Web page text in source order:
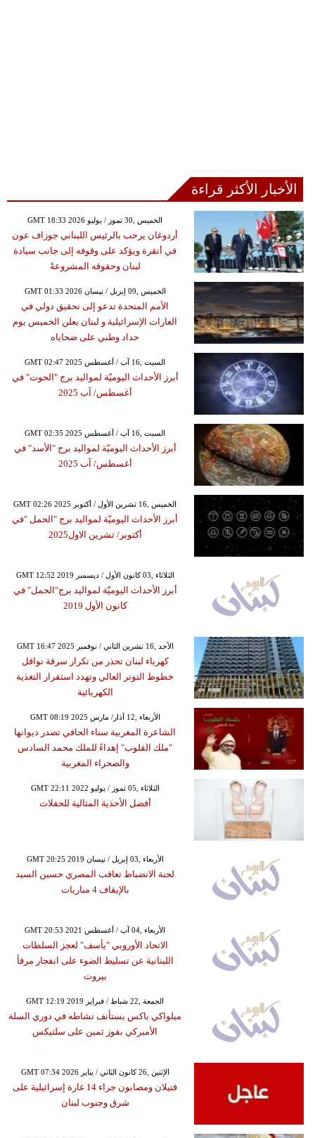
الأخبار الأكثر قراءة
GMT 18:33 2026 الخميس ,30 تموز / يوليو
أردوغان يرحب بالرئيس اللبناني جوزاف عون
في أنقرة ويؤكد على وقوفه إلى جانب سيادة
لبنان وحقوقه المشروعةً
GMT 01:33 2026 الخميس ,09 إبريل / نيسان
الأمم المتحدة تدعو إلى تحقيق دولي في
الغارات الإسرائيلية و لبنان يعلن الخميس يوم
حداد وطني على ضحاياه
GMT 02:47 2025 السبت ,16 آب / أغسطس
أبرز الأحداث اليوميّة لمواليد برج "الحوت" في
أغسطس/ آب 2025
GMT 02:35 2025 السبت ,16 آب / أغسطس
أبرز الأحداث اليوميّة لمواليد برج "الأسد" في
أغسطس/ آب 2025
GMT 02:26 2025 الخميس ,16 تشرين الأول / أكتوبر
أبرز الأحداث اليوميّة لمواليد برج "الحمل "في
أكتوبر/ تشرين الاول2025
GMT 12:52 2019 الثلاثاء ,03 كانون الأول / ديسمبر
أبرز الأحداث اليوميّة لمواليد برج"الحمل" في
كانون الأول 2019
GMT 16:47 2025 الأحد ,16 تشرين الثاني / نوفمبر
كهرباء لبنان تحذر من تكرار سرقة نواقل
خطوط التوتر العالي وتهدد استقرار التغذية
الكهربائية
GMT 08:19 2025 الأربعاء ,12 آذار/ مارس
الشاعرة المغربية سناء الحافي تصدر ديوانها
"ملك القلوب" إهداءً للملك محمد السادس
والصحراء المغربية
GMT 22:11 2022 الثلاثاء ,05 تموز / يوليو
أفضل الأحذية المثالية للحفلات
GMT 20:25 2019 الأربعاء ,03 إبريل / نيسان
لجنة الانضباط تعاقب المصري حسين السيد
بالإيقاف 4 مباريات
GMT 20:53 2021 الأربعاء ,04 آب / أغسطس
الاتحاد الأوروبي "يأسف" لعجز السلطات
اللبنانية عن تسليط الضوء على انفجار مرفأ
بيروت
GMT 12:19 2019 الجمعة ,22 شباط / فبراير
ميلواكي باكس يستأنف نشاطه في دوري السلة
الأميركي بفوز ثمين على سلتيكس
GMT 07:34 2026 الإثنين ,26 كانون الثاني / يناير
قتيلان ومصابون جراء 14 غارة إسرائيلية على
شرق وجنوب لبنان